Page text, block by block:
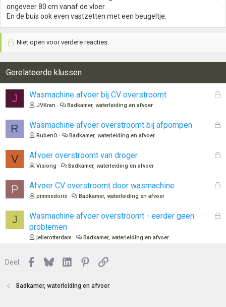
ongeveer 80 cm vanaf de vloer.
En de buis ook even vastzetten met een beugeltje.
Niet open voor verdere reacties.
Gerelateerde klussen
J
G
n
Wasmachine afvoer bij CV overstroomt
JVKran Badkamer, waterleiding en afvoer
R
G
n
Wasmachine afvoer overstroomt bij afpompen
RubenO Badkamer, waterleiding en afvoer
V
G
n
Afvoer overstroomt van droger.
Visiong Badkamer, waterleiding en afvoer
P
G
Afvoer CV overstroomt door wasmachine
pimmedoris Badkamer, waterleiding en afvoer
J
G
Wasmachine afvoer overstroomt - eerder geen
problemen
jellerotterdam Badkamer, waterleiding en afvoer
Deel: Facebook
BlueskyLinkedInPinterest
Link
Badkamer, waterleiding en afvoer